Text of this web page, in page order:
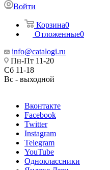
Войти
Корзина0
Отложенные0
info@catalogi.ru
Пн-Пт 11-20
Сб 11-18
Вс - выходной
Вконтакте
Facebook
Twitter
Instagram
Telegram
YouTube
Одноклассники